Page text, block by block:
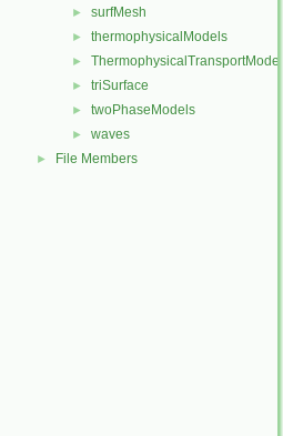
► surfMesh
► thermophysicalModels
► ThermophysicalTransportModels
► triSurface
► twoPhaseModels
► waves
► File Members